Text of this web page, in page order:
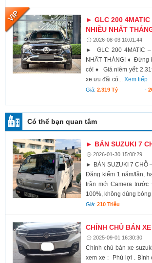
► GLC 200 4MATIC
NHIỀU NHẤT
2026-08-03 10:01:44
► GLC 200 4MATIC –
NHẤT THÁNG! ♦ Đừng
có! ♦ Giá niêm yết:
xe ưu đãi có...Xem tiếp
Giá:2.319 Tỷ -
Có thể bạn quan tâm
► BÁN SUZUKI 7
2026-01-30 15:08:29
► BÁN SUZUKI 7 CHỖ
Đăng kiểm 1 năm/lần,
trần mới Camera trước
100%, không dùng
Giá:210 Triệu
CHÍNH CHỦ BÁN
2025-09-01 16:30:30
Chính chủ bán xe
xem xe : Phú lợi . Bình